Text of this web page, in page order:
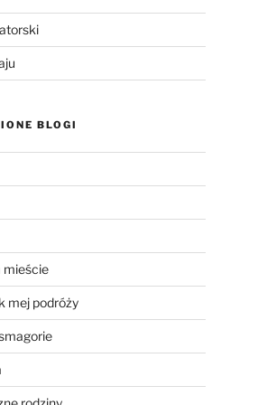
BLOGI
mieście
mej podróży